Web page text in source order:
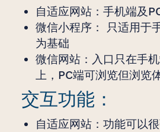
自适应网站：手机端及
微信小程序： 只适用于
为基础
微信网站：入口只在手
上，PC端可浏览但浏览
交互功能：
自适应网站：功能可以